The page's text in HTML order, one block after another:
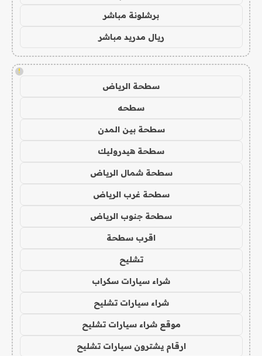
برشلونة مباشر
ريال مدريد مباشر
!
سطحة الرياض
سطحه
سطحة بين المدن
سطحة هيدروليك
سطحة شمال الرياض
سطحة غرب الرياض
سطحة جنوب الرياض
اقرب سطحة
تشليح
شراء سيارات سكراب
شراء سيارات تشليح
موقع شراء سيارات تشليح
ارقام يشترون سيارات تشليح